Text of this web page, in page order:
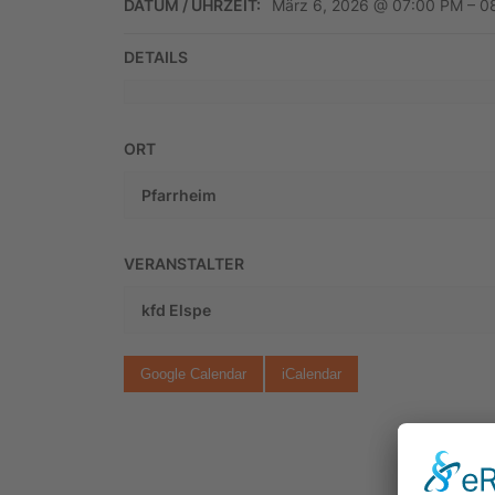
DATUM / UHRZEIT: März 6, 2026 @ 07:00 PM –
DETAILS
ORT
Pfarrheim
VERANSTALTER
kfd Elspe
Google Calendar iCalendar